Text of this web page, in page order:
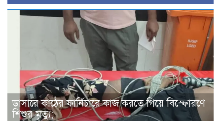
ডাসারে কাঠের ফার্নিচারে কাজ করতে গিয়ে বিস্ফোরণে
শিশুর মৃত্যু;